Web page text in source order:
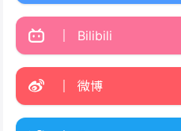
Bilibili
微博